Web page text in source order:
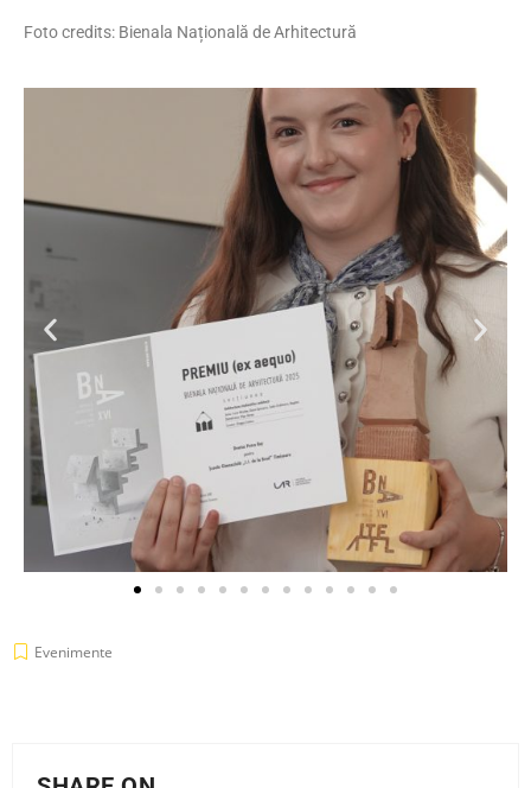
Foto credits: Bienala Națională de Arhitectură
Evenimente